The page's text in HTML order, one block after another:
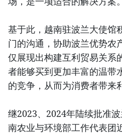
基于此，越南驻波兰大使馆
门的沟通，协助波兰优势农
仅展现出构建互利贸易关系
者能够买到更加丰富的温带
的竞争，从而为消费者带来
继2023、2024年陆续批准
南农业与环境部工作代表团